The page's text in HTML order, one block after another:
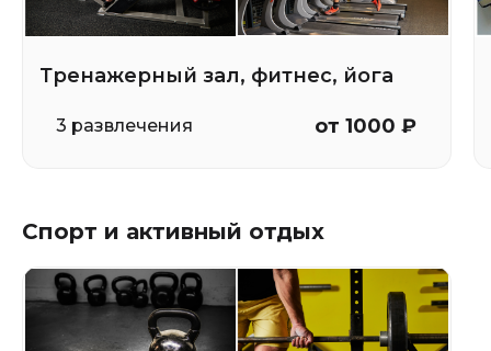
Тренажерный зал, фитнес, йога
3 развлечения от 1000 ₽
Спорт и активный отдых